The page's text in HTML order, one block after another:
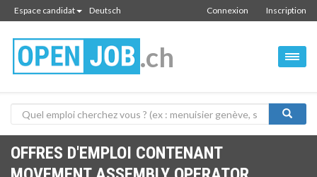
Espace candidat Deutsch Inscription
Connexion
.ch
OFFRES D'EMPLOI CONTENANT